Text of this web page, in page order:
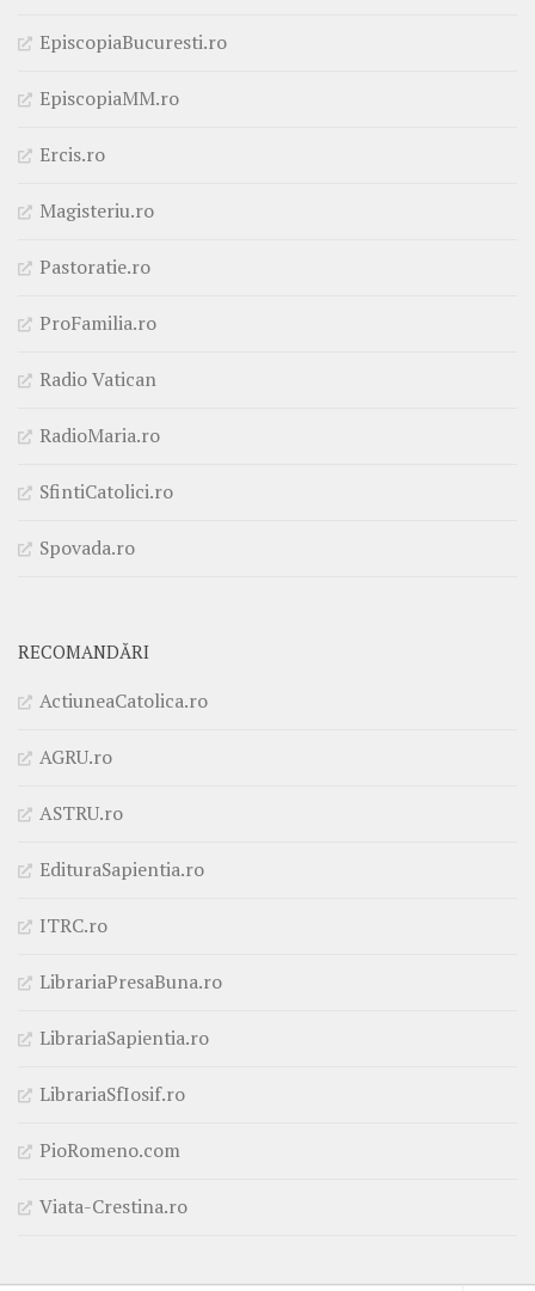
EpiscopiaBucuresti.ro
EpiscopiaMM.ro
Ercis.ro
Magisteriu.ro
Pastoratie.ro
ProFamilia.ro
Radio Vatican
RadioMaria.ro
SfintiCatolici.ro
Spovada.ro
RECOMANDĂRI
ActiuneaCatolica.ro
AGRU.ro
ASTRU.ro
EdituraSapientia.ro
ITRC.ro
LibrariaPresaBuna.ro
LibrariaSapientia.ro
LibrariaSfIosif.ro
PioRomeno.com
Viata-Crestina.ro